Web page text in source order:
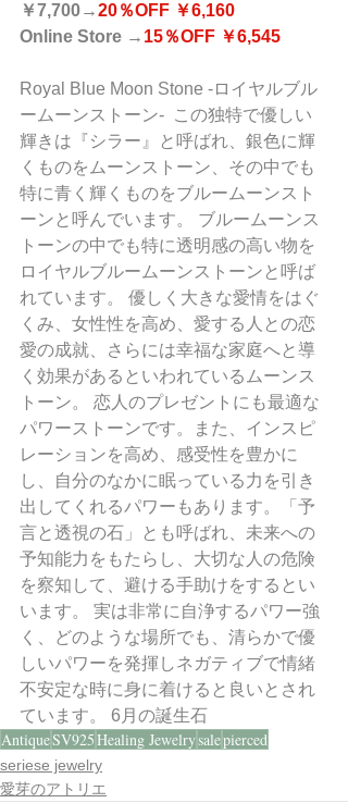
￥7,700→20％OFF ￥6,160
Online Store → 15％OFF ￥6,545
Royal Blue Moon Stone -ロイヤルブル
ームーンストーン-  この独特で優しい
輝きは『シラー』と呼ばれ、銀色に輝
くものをムーンストーン、その中でも
特に青く輝くものをブルームーンスト
ーンと呼んでいます。 ブルームーンス
トーンの中でも特に透明感の高い物を
ロイヤルブルームーンストーンと呼ば
れています。 優しく大きな愛情をはぐ
くみ、女性性を高め、愛する人との恋
愛の成就、さらには幸福な家庭へと導
く効果があるといわれているムーンス
トーン。 恋人のプレゼントにも最適な
パワーストーンです。また、インスピ
レーションを高め、感受性を豊かに
し、自分のなかに眠っている力を引き
出してくれるパワーもあります。「予
言と透視の石」とも呼ばれ、未来への
予知能力をもたらし、大切な人の危険
を察知して、避ける手助けをするとい
います。 実は非常に自浄するパワー強
く、どのような場所でも、清らかで優
しいパワーを発揮しネガティブで情緒
不安定な時に身に着けると良いとされ
ています。 6月の誕生石
AntiqueSV925Healing Jewelrysalepierced
seriese jewelry
愛芽のアトリエ